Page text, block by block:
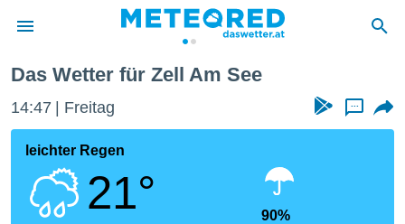
wurde
dass
Das Wetter für Zell Am See
14:47 Freitag ...
leichter Regen
21°
90%